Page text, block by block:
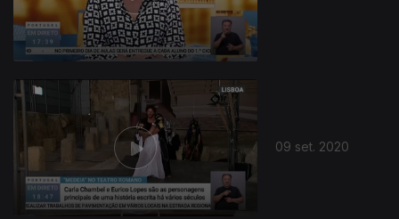
09 set. 2020